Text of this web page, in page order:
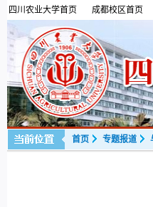
四川农业大学首页 成都校区首页
首页 专题报道